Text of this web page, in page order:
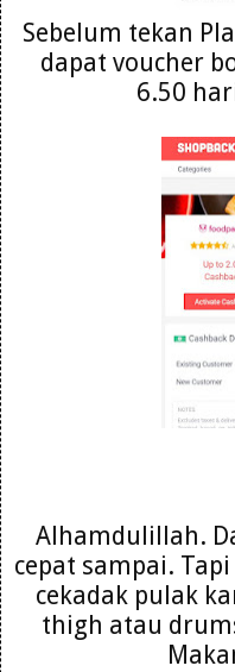
Sebelum tekan
dapat voucher
6.50
Alhamdulillah.
cepat sampai.
cekadak pulak
thigh atau